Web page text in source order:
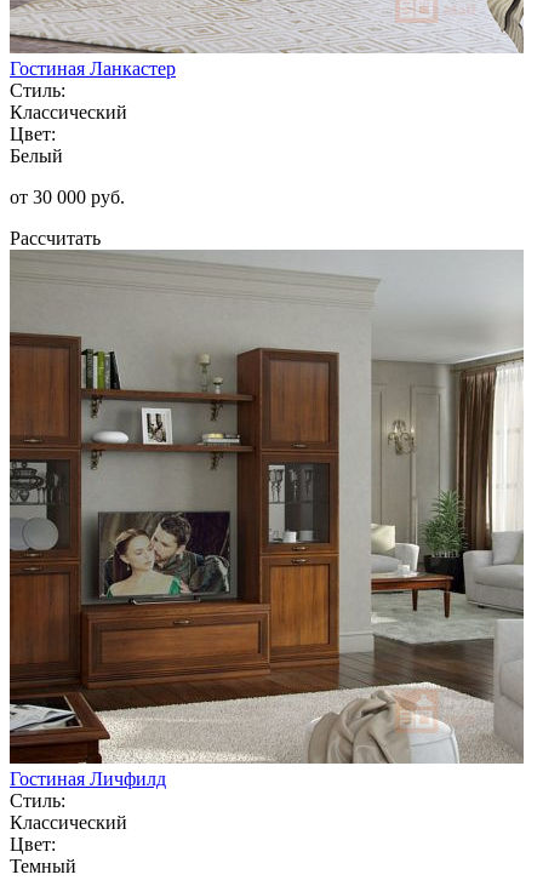
Гостиная Ланкастер
Стиль:
Классический
Цвет:
Белый
от 30 000 руб.
Рассчитать
Гостиная Личфилд
Стиль:
Классический
Цвет:
Темный